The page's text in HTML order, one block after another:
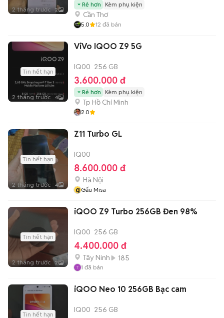
2 tháng trước 2
Rẻ hơn Kèm phụ kiện
Cần Thơ
5.0 12 đã bán
Tin hết hạn
2 tháng trước 4
ViVo IQOO Z9 5G
IQ00 256 GB
3.600.000 đ
Rẻ hơn Kèm phụ kiện
Tp Hồ Chí Minh
2.0
Tin hết hạn
2 tháng trước 4
Z11 Turbo GL
IQ00
8.600.000 đ
Hà Nội
gGấu Misa
Tin hết hạn
2 tháng trước 2
iQOO Z9 Turbo 256GB Đen 98%
IQ00 256 GB
4.400.000 đ
Tây Ninh 185
1 đã bán
Tin hết hạn
iQOO Neo 10 256GB Bạc cam
IQ00 256 GB